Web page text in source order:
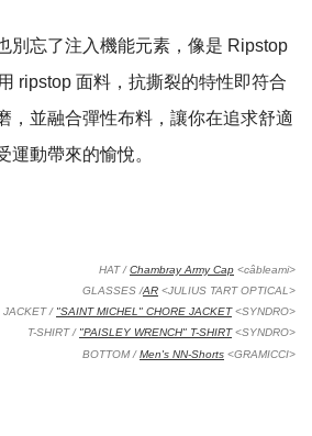
別忘了注入機能元素，像是 Ripstop
ripstop 面料，抗撕裂的特性即符合
並融合彈性布料，讓你在追求舒適
運動帶來的愉悅。
HAT /Chambray Army Cap <câbleami>
GLASSES /AR <JULIUS TART OPTICAL>
JACKET / "SAINT MICHEL" CHORE JACKET <SYNDRO>
T-SHIRT / "PAISLEY WRENCH" T-SHIRT <SYNDRO>
BOTTOM /Men's NN-Shorts <GRAMICCI>